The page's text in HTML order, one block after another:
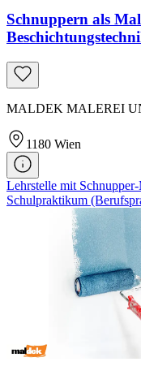
Schnuppern als
MALDEK MALEREI
1180 Wien
Lehrstelle mit
Schulpraktikum